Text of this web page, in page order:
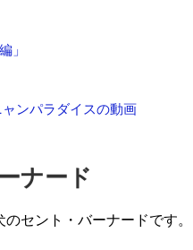
」
ンパラダイスの動画
ナード
セント・バーナードです。